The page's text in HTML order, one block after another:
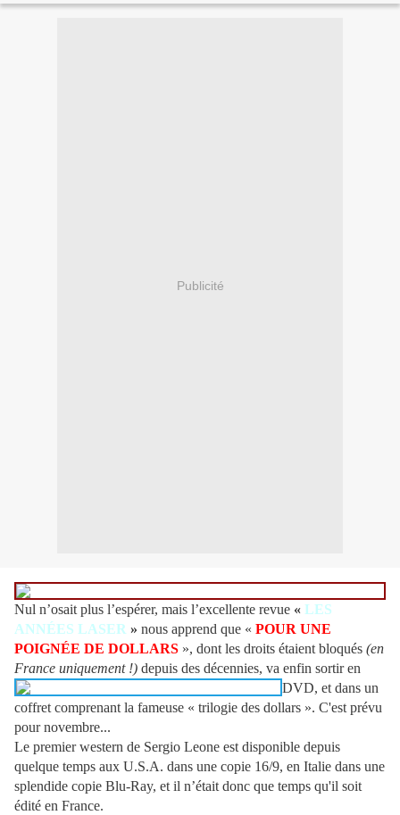
Publicité
Nul n’osait plus l’espérer, mais l’excellente revue « LES
ANNÉES LASER » nous apprend que « POUR UNE
POIGNÉE DE DOLLARS », dont les droits étaient bloqués (en
France uniquement !) depuis des décennies, va enfin sortir en
DVD, et dans un
coffret comprenant la fameuse « trilogie des dollars ». C'est prévu
pour novembre...
Le premier western de Sergio Leone est disponible depuis
quelque temps aux U.S.A. dans une copie 16/9, en Italie dans une
splendide copie Blu-Ray, et il n’était donc que temps qu'il soit
édité en France.